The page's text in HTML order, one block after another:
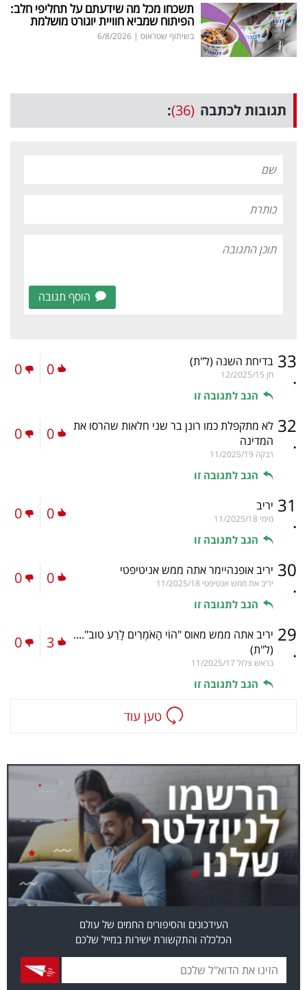
תשכחו מכל מה שידעתם על תחליפי חלב:
הפיתוח שמביא חוויית יוגורט מושלמת
בשיתוף שטראוס |
6/8/2026
תגובות לכתבה (36)
:
הוסף תגובה
33
.
בדיחת השנה (ל"ת)
חן 12/2025/15
הגב לתגובה זו
0
0
32
.
לא מתקפלת כמו רונן בר שני חלאות שהרסו את
המדינה
רבקה 11/2025/19
הגב לתגובה זו
0
0
31
.
יריב
מימי 11/2025/18
הגב לתגובה זו
0
0
30
.
יריב אופנהיימר אתה ממש אניטיפטי
יריב את ממש אנטיפטי 11/2025/18
הגב לתגובה זו
0
0
29
.
יריב אתה ממש מאוס "הוֹי הָאֹמְרִים לָרַע טוב"....
(ל"ת)
בראש צלול 11/2025/17
הגב לתגובה זו
3
0
טען עוד
העידכונים והסיפורים החמים של עולם
הכלכלה והתקשורת ישירות במייל שלכם